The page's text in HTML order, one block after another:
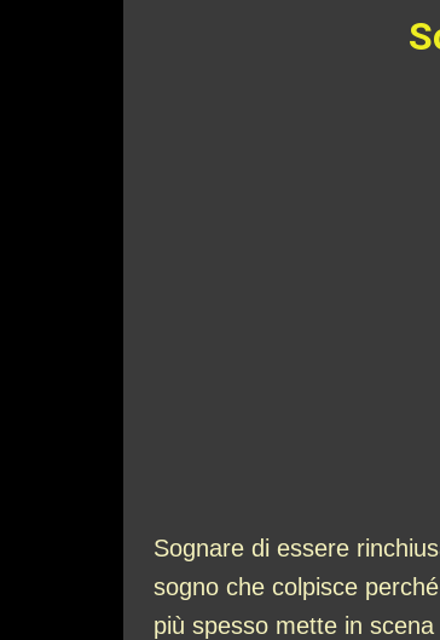
Sognare di essere
sogno che colpisce
più spesso mette in